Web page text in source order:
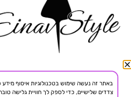
צדדים שלישיים, כדי לספק לך חוויית גלישה